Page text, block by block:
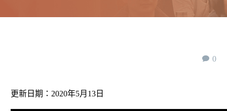
0
更新日期：2020年5月13日